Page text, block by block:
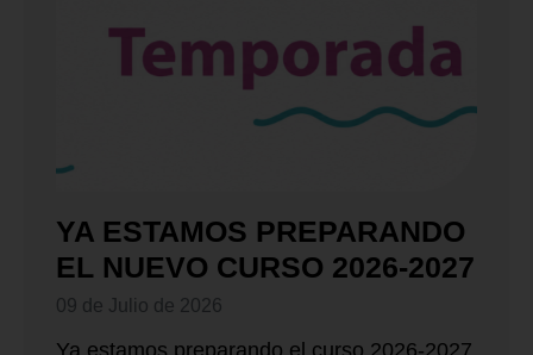
YA ESTAMOS PREPARANDO
EL NUEVO CURSO 2026-2027
09 de Julio de 2026
Ya estamos preparando el curso 2026-2027